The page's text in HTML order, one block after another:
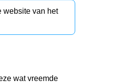
website van het
wat vreemde